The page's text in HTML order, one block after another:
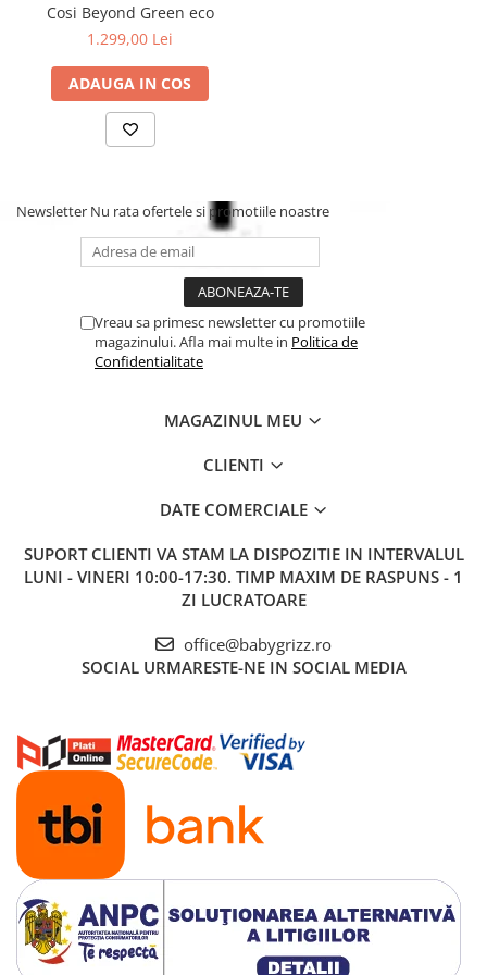
Baza patut Childhome Quadro/Tipi/Casuta 90x200 cm.
Saltea 90x200 cm.
Cosi Beyond Green eco
1.299,00 Lei
ADAUGA IN COS
Newsletter Nu rata ofertele si promotiile noastre
Vreau sa primesc newsletter cu promotiile
magazinului. Afla mai multe in Politica de
Confidentialitate
MAGAZINUL MEU
CLIENTI
DATE COMERCIALE
SUPORT CLIENTI VA STAM LA DISPOZITIE IN INTERVALUL
LUNI - VINERI 10:00-17:30. TIMP MAXIM DE RASPUNS - 1
ZI LUCRATOARE
office@babygrizz.ro
SOCIAL URMARESTE-NE IN SOCIAL MEDIA